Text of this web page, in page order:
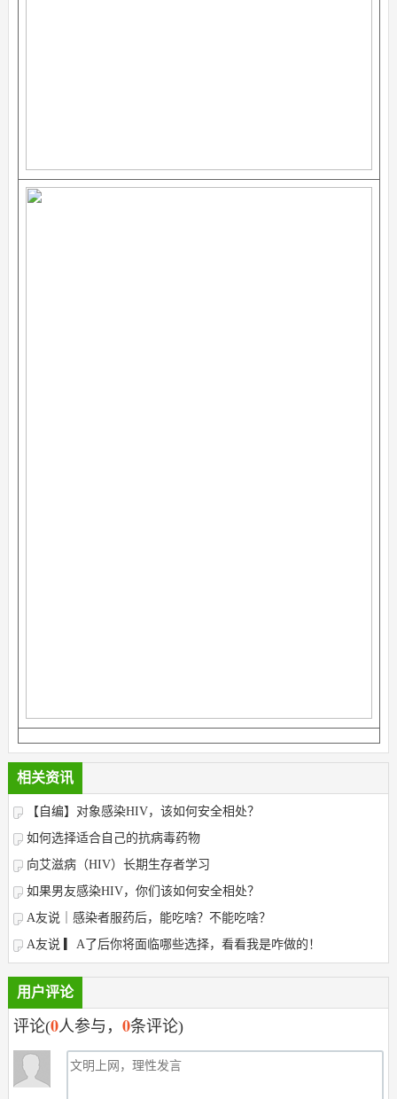
相关资讯
【自编】对象感染HIV，该如何安全相处？
如何选择适合自己的抗病毒药物
向艾滋病（HIV）长期生存者学习
如果男友感染HIV，你们该如何安全相处？
A友说｜感染者服药后，能吃啥？不能吃啥？
A友说 ▎A了后你将面临哪些选择，看看我是咋做的！
用户评论
评论(0人参与， 0条评论)